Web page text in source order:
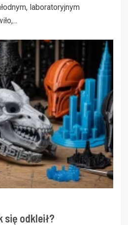
laboratoryjnym
się odkleił?